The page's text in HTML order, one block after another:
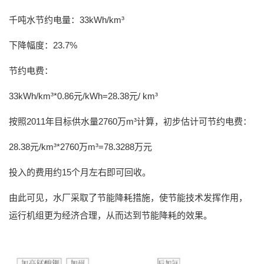
千吨水节约电量： 33kWh/km³
下降幅度： 23.7%
节约电费：
33kWh/km³*0.86元/kWh=28.38元/ km³
按照2011年目标供水量2760万m³计算，初步估计可节约电费：
28.38元/km³*2760万m³=78.3288万元
投入的费用约15个月左右即可回收。
由此可见，水厂采取了节能降耗措施，使节能技术发挥作用，
运行机组更为经济合理，从而达到节能降耗的效果。